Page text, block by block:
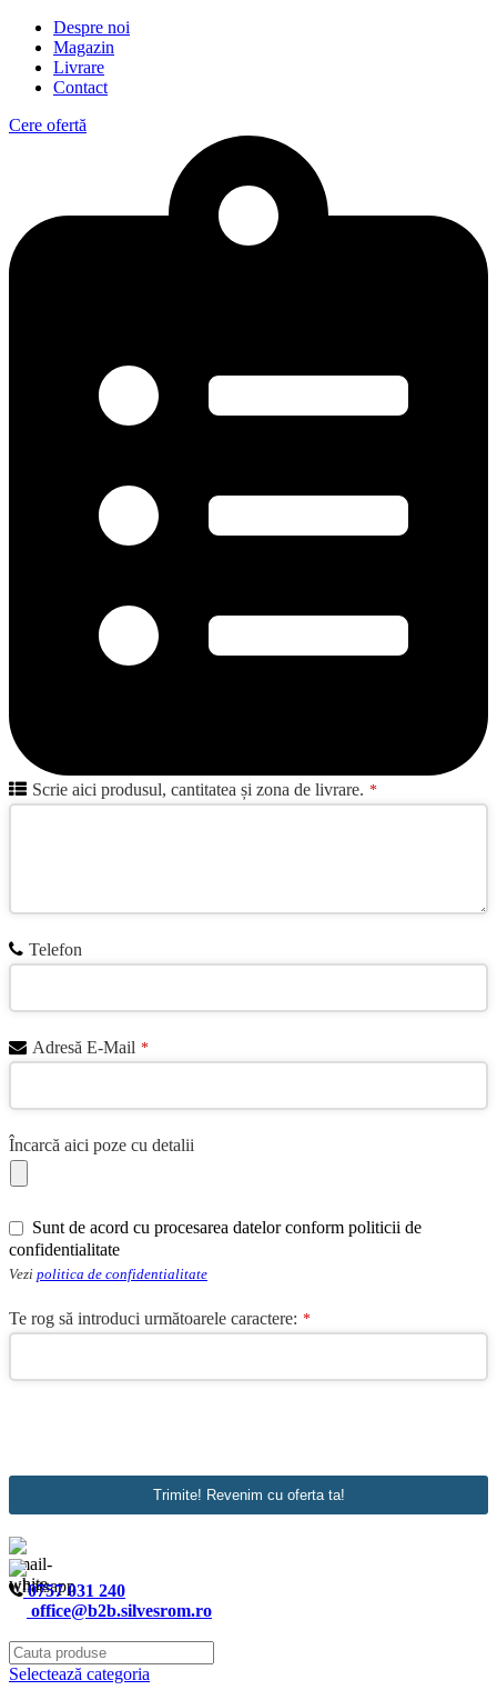
Despre noi
Magazin
Livrare
Contact
Cere ofertă
Scrie aici produsul, cantitatea și zona de livrare. *
Telefon
Adresă E-Mail *
Încarcă aici poze cu detalii
Email *
Sunt de acord cu procesarea datelor conform politicii de
confidentialitate
Vezi politica de confidentialitate
Te rog să introduci următoarele caractere: *
Trimite! Revenim cu oferta ta!
0757 031 240
office@b2b.silvesrom.ro
Selectează categoria